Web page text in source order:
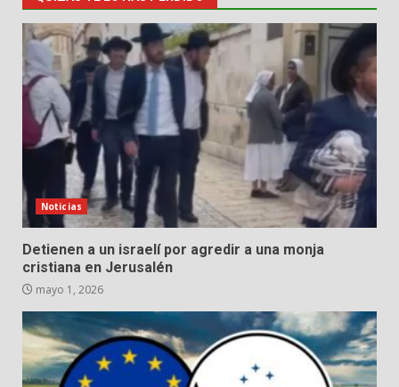
Noticias
Detienen a un israelí por agredir a una monja
cristiana en Jerusalén
mayo 1, 2026